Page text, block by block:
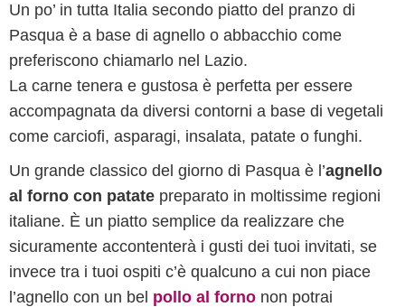
Un po’ in tutta Italia secondo piatto del pranzo di
Pasqua è a base di agnello o abbacchio come
preferiscono chiamarlo nel Lazio.
La carne tenera e gustosa è perfetta per essere
accompagnata da diversi contorni a base di vegetali
come carciofi, asparagi, insalata, patate o funghi.
Un grande classico del giorno di Pasqua è l’agnello
al forno con patate preparato in moltissime regioni
italiane. È un piatto semplice da realizzare che
sicuramente accontenterà i gusti dei tuoi invitati, se
invece tra i tuoi ospiti c’è qualcuno a cui non piace
l’agnello con un bel pollo al forno non potrai